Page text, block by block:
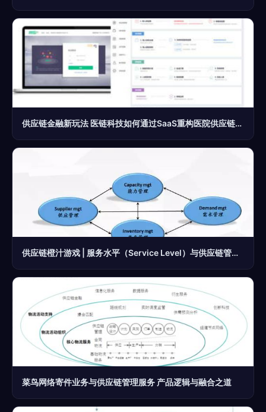
供应链金融新玩法 医链科技如何通过SaaS重构医院供应链管理
供应链橙汁游戏 | 服务水平（Service Level）与供应链管理服务
菜鸟网络寄件业务与供应链管理服务 产品逻辑与融合之道